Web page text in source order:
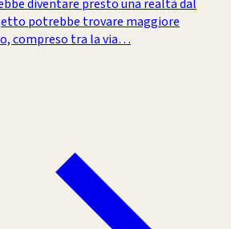
diventare presto una realtà dal
potrebbe trovare maggiore
compreso tra la via…